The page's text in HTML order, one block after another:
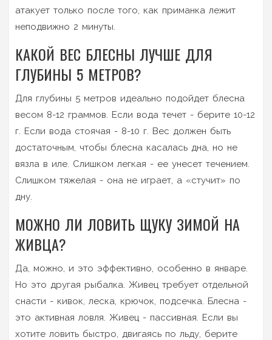
атакует только после того, как приманка лежит
неподвижно 2 минуты.
КАКОЙ ВЕС БЛЕСНЫ ЛУЧШЕ ДЛЯ
ГЛУБИНЫ 5 МЕТРОВ?
Для глубины 5 метров идеально подойдет блесна
весом 8-12 граммов. Если вода течет - берите 10-12
г. Если вода стоячая - 8-10 г. Вес должен быть
достаточным, чтобы блесна касалась дна, но не
вязла в иле. Слишком легкая - ее унесет течением.
Слишком тяжелая - она не играет, а «стучит» по
дну.
МОЖНО ЛИ ЛОВИТЬ ЩУКУ ЗИМОЙ НА
ЖИВЦА?
Да, можно, и это эффективно, особенно в январе.
Но это другая рыбалка. Живец требует отдельной
снасти - кивок, леска, крючок, подсечка. Блесна -
это активная ловля. Живец - пассивная. Если вы
хотите ловить быстро, двигаясь по льду, берите